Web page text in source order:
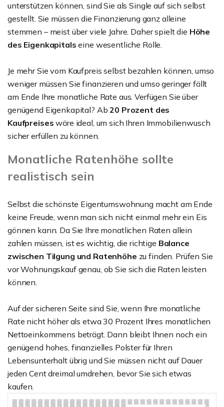
unterstützen können, sind Sie als Single auf sich selbst
gestellt. Sie müssen die Finanzierung ganz alleine
stemmen – meist über viele Jahre. Daher spielt die Höhe
des Eigenkapitals eine wesentliche Rolle.
Je mehr Sie vom Kaufpreis selbst bezahlen können, umso
weniger müssen Sie finanzieren und umso geringer fällt
am Ende Ihre monatliche Rate aus. Verfügen Sie über
genügend Eigenkapital? Ab20 Prozent des
Kaufpreises wäre ideal, um sich Ihren Immobilienwusch
sicher erfüllen zu können.
Monatliche Ratenhöhe sollte
realistisch sein
Selbst die schönste Eigentumswohnung macht am Ende
keine Freude, wenn man sich nicht einmal mehr ein Eis
gönnen kann. Da Sie Ihre monatlichen Raten allein
zahlen müssen, ist es wichtig, die richtige Balance
zwischen Tilgung und Ratenhöhe zu finden. Prüfen Sie
vor Wohnungskauf genau, ob Sie sich die Raten leisten
können.
Auf der sicheren Seite sind Sie, wenn Ihre monatliche
Rate nicht höher als etwa 30 Prozent Ihres monatlichen
Nettoeinkommens beträgt. Dann bleibt Ihnen noch ein
genügend hohes, finanzielles Polster für Ihren
Lebensunterhalt übrig und Sie müssen nicht auf Dauer
jeden Cent dreimal umdrehen, bevor Sie sich etwas
kaufen.